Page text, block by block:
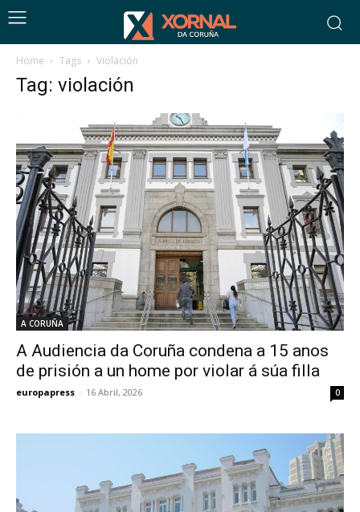
Home Tags Violación
Tag: violación
A CORUÑA
A Audiencia da Coruña condena a 15 anos
de prisión a un home por violar á súa filla
europapress - 16 Abril, 2026 0